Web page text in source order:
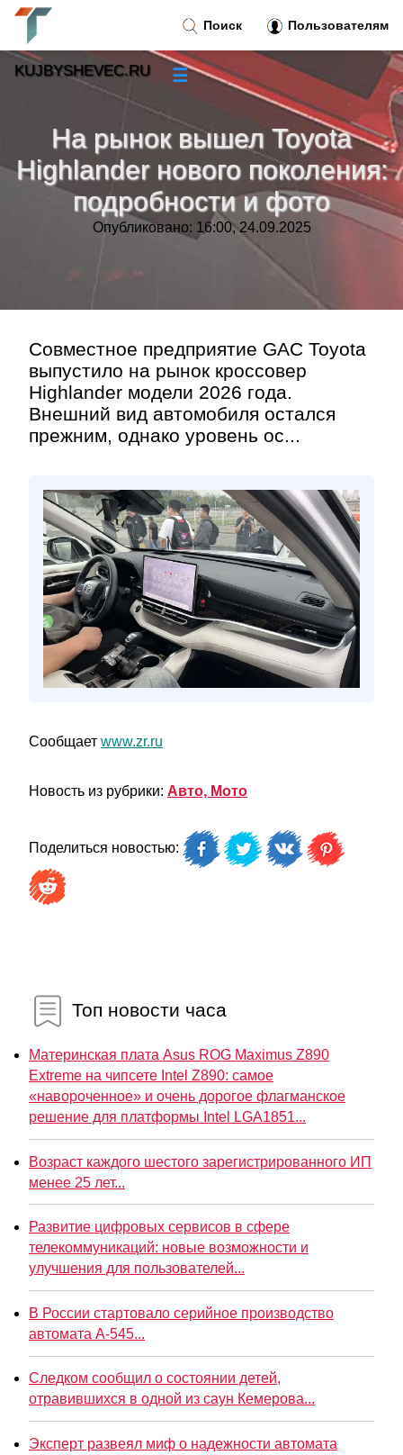
На рынок вышел Toyota
Highlander нового поколения:
подробности и фото
Опубликовано: 16:00, 24.09.2025
Совместное предприятие GAC Toyota
выпустило на рынок кроссовер
Highlander модели 2026 года.
Внешний вид автомобиля остался
прежним, однако уровень ос...
Сообщает www.zr.ru
Новость из рубрики: Авто, Мото
Поделиться новостью:
Топ новости часа
Материнская плата Asus ROG Maximus Z890
Extreme на чипсете Intel Z890: самое
«навороченное» и очень дорогое флагманское
решение для платформы Intel LGA1851...
Возраст каждого шестого зарегистрированного ИП
менее 25 лет...
Развитие цифровых сервисов в сфере
телекоммуникаций: новые возможности и
улучшения для пользователей...
В России стартовало серийное производство
автомата А-545...
Следком сообщил о состоянии детей,
отравившихся в одной из саун Кемерова...
Эксперт развеял миф о надежности автомата
Поиск Пользователям
KUJBYSHEVEC.RU ☰
Новости»
Тренды новостей»
Рубрики»
Контакт»